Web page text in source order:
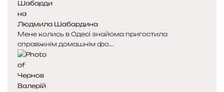
Людмила Шабардина
Мене колись в Одесі знайома пригостила
справжнім домашнім фо...